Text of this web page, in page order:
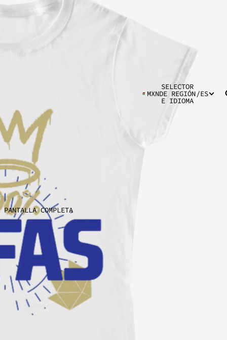
MXN
SELECTOR
DE REGIÓN
E IDIOMA
/ES
COMPLETA